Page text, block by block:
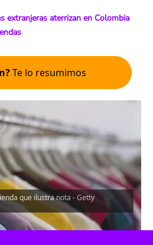
extranjeras aterrizan en Colombia
Te lo resumimos
que ilustra nota - Getty
el artículo